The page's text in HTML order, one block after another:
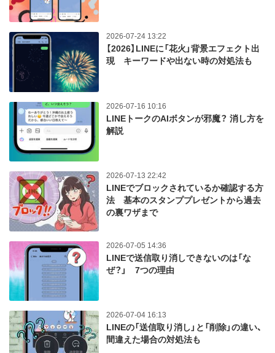
2026-07-24 13:22
【2026】LINEに「花火」背景エフェクト出
現 キーワードや出ない時の対処法も
2026-07-16 10:16
LINEトークのAIボタンが邪魔？ 消し方を
解説
2026-07-13 22:42
LINEでブロックされているか確認する方
法 基本のスタンププレゼントから過去
の裏ワザまで
2026-07-05 14:36
LINEで送信取り消しできないのは「な
ぜ？」 7つの理由
2026-07-04 16:13
LINEの「送信取り消し」と「削除」の違い、
間違えた場合の対処法も